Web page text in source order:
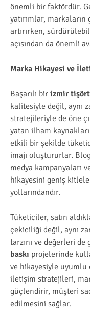
önemli bir faktördür.
yatırımlar,
artırırken,
açısından da önemli
Marka Hikayesi ve
Başarılı bir izmir tişört
kalitesiyle değil, aynı
stratejileriyle de öne
yatan ilham
etkili bir şekilde
imajı oluştururlar.
medya kampanyaları
hikayesini geniş
yollarındandır.
Tüketiciler, satın
çekiciliği değil, aynı
tarzını ve değerleri
baskı projelerinde
ve hikayesiyle uyumlu
iletişim stratejileri,
güçlendirir, müşteri
edilmesini sağlar.